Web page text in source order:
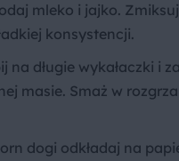
mleko i jajko.
konsystencji.
na długie wykałaczki i
masie. Smaż w
dogi odkładaj na